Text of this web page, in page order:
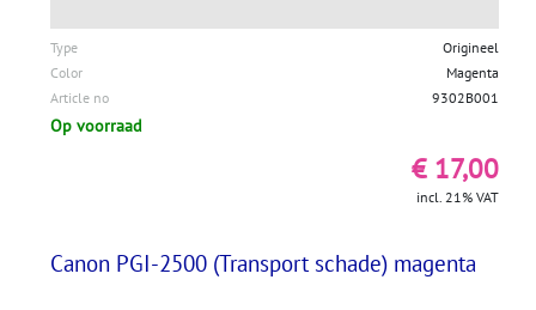
Type
Origineel
Color
Magenta
Article no
9302B001
Op voorraad
€ 17,00
incl. 21% VAT
Canon PGI-2500 (Transport schade) magenta